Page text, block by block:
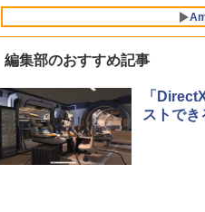
設計、Liquid Retina
ユニファイドメモ
リ、512GB SSDスト
レージ、1080p
ラ、Touch ID - イン
ディゴ
編集部のおすすめ記事
「
ストでき